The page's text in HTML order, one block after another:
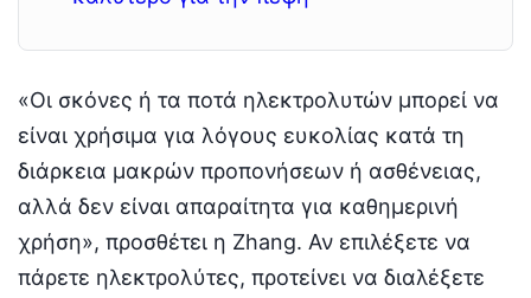
«Οι σκόνες ή τα ποτά ηλεκτρολυτών μπορεί να
είναι χρήσιμα για λόγους ευκολίας κατά τη
διάρκεια μακρών προπονήσεων ή ασθένειας,
αλλά δεν είναι απαραίτητα για καθημερινή
χρήση», προσθέτει η Zhang. Αν επιλέξετε να
πάρετε ηλεκτρολύτες, προτείνει να διαλέξετε